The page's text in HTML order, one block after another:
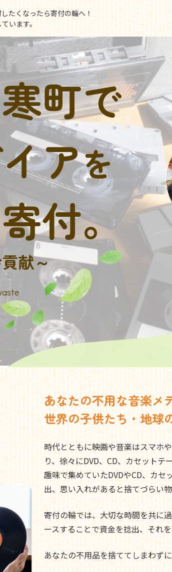
たくなったら寄付の輪へ！
います。
町で
アを
付。
献～
あなたの不用な音楽メ
世界の子供たち・地球
時代とともに映画や音楽はスマホ
り、徐々にDVD、CD、カセットテ
趣味で集めていたDVDやCD、カセ
出、思い入れがあると捨てづらい
寄付の輪では、大切な時間を共に
ースすることで資金を捻出、それ
あなたの不用品を捨ててしまわず